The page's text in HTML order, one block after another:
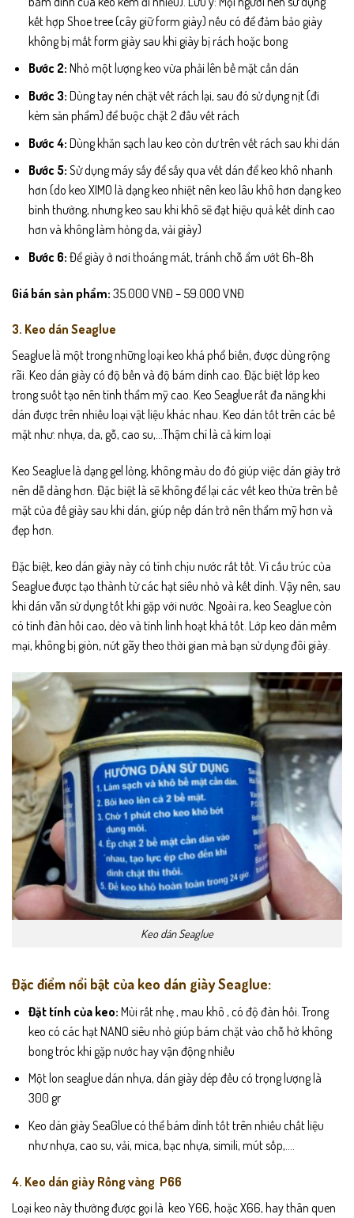
kết hợp Shoe tree (cây giữ form giày) nếu có để đảm bảo giày
không bị mất form giày sau khi giày bị rách hoặc bong
Bước 2: Nhỏ một lượng keo vừa phải lên bề mặt cần dán
Bước 3: Dùng tay nén chặt vết rách lại, sau đó sử dụng nịt (đi
kèm sản phẩm) để buộc chặt 2 đầu vết rách
Bước 4: Dùng khăn sạch lau keo còn dư trên vết rách sau khi dán
Bước 5: Sử dụng máy sấy để sấy qua vết dán để keo khô nhanh
hơn (do keo XIMO là dạng keo nhiệt nên keo lâu khô hơn dạng keo
bình thường, nhưng keo sau khi khô sẽ đạt hiệu quả kết dính cao
hơn và không làm hỏng da, vải giày)
Bước 6: Để giày ở nơi thoáng mát, tránh chỗ ẩm ướt 6h-8h
Giá bán sản phẩm: 35.000 VNĐ – 59.000 VNĐ
3. Keo dán Seaglue
Seaglue là một trong những loại keo khá phổ biến, được dùng rộng
rãi. Keo dán giày có độ bền và độ bám dính cao. Đặc biệt lớp keo
trong suốt tạo nên tính thẩm mỹ cao. Keo Seaglue rất đa năng khi
dán được trên nhiều loại vật liệu khác nhau. Keo dán tốt trên các bề
mặt như: nhựa, da, gỗ, cao su,…Thậm chí là cả kim loại
Keo Seaglue là dạng gel lỏng, không màu do đó giúp việc dán giày trở
nên dễ dàng hơn. Đặc biệt là sẽ không để lại các vết keo thừa trên bề
mặt của đế giày sau khi dán, giúp nếp dán trở nên thẩm mỹ hơn và
đẹp hơn.
Đặc biệt, keo dán giày này có tính chịu nước rất tốt. Vì cấu trúc của
Seaglue được tạo thành từ các hạt siêu nhỏ và kết dính. Vậy nên, sau
khi dán vẫn sử dụng tốt khi gặp với nước. Ngoài ra, keo Seaglue còn
có tính đàn hồi cao, dẻo và tính linh hoạt khá tốt. Lớp keo dán mềm
mại, không bị giòn, nứt gãy theo thời gian mà bạn sử dụng đôi giày.
Keo dán Seaglue
Đặc điểm nổi bật của keo dán giày Seaglue:
Đặt tính của keo: Mùi rất nhẹ , mau khô , có độ đàn hồi. Trong
keo có các hạt NANO siêu nhỏ giúp bám chặt vào chỗ hở không
bong tróc khi gặp nước hay vận động nhiều
Một lon seaglue dán nhựa, dán giày dép đều có trọng lượng là
300 gr
Keo dán giày SeaGlue có thể bám dính tốt trên nhiều chất liệu
như nhựa, cao su, vải, mica, bạc nhựa, simili, mút sốp,….
4. Keo dán giày Rồng vàng P66
Loại keo này thường được gọi là keo Y66, hoặc X66, hay thân quen